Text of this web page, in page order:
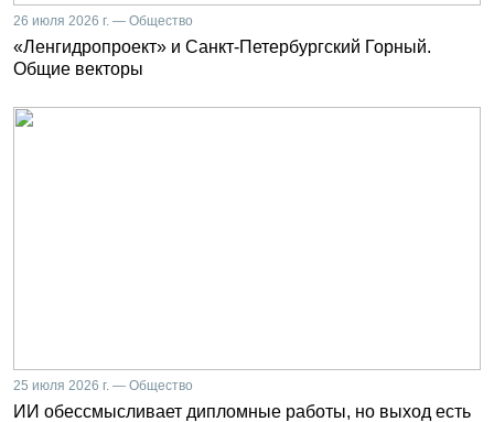
26 июля 2026 г. — Общество
«Ленгидропроект» и Санкт-Петербургский Горный.
Общие векторы
25 июля 2026 г. — Общество
ИИ обессмысливает дипломные работы, но выход есть